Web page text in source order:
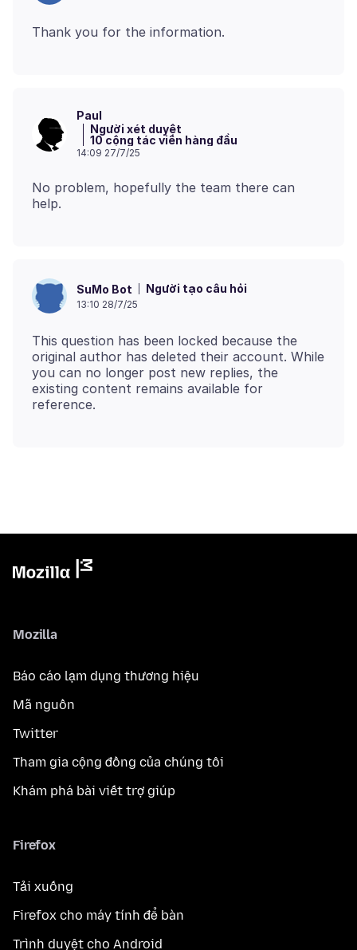
Paul
Người xét duyệt
10 cộng tác viên hàng đầu
14:09 27/7/25
No problem, hopefully the team there can
SuMo Bot Người tạo câu hỏi
13:10 28/7/25
This question has been locked because the
original author has deleted their account. While
you can no longer post new replies, the
existing content remains available for
Mozilla
Báo cáo lạm dụng thương hiệu
Mã nguồn
Twitter
Tham gia cộng đồng của chúng tôi
Khám phá bài viết trợ giúp
Firefox
Tải xuống
Firefox cho máy tính để bàn
Trình duyệt cho Android